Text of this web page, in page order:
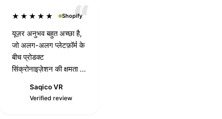
★★★★★ Shopify
यूज़र अनुभव बहुत अच्छा है,
जो अलग-अलग प्लेटफ़ॉर्म के
बीच प्रोडक्ट
सिंक्रोनाइज़ेशन की क्षमता को
कस्टमर सर्विस सपोर्ट भी बहुत
Saqico VR
Verified review